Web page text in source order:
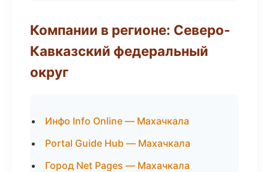
Компании в регионе: Северо-
Кавказский федеральный
округ
Инфо Info Online — Махачкала
Portal Guide Hub — Махачкала
Город Net Pages — Махачкала